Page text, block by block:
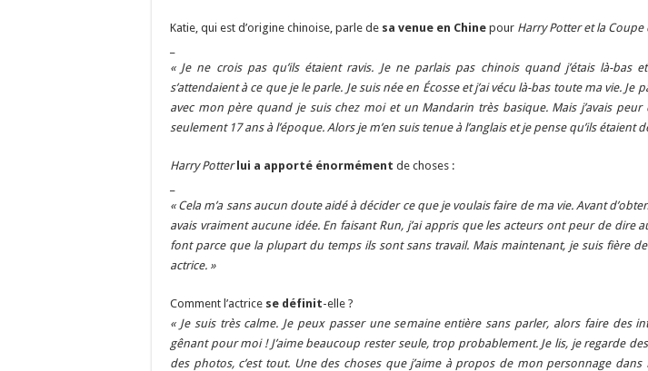
Katie, qui est d’origine chinoise, parle de sa venue en Chine pour Harry Potter et la Coupe
« Je ne crois pas qu’ils étaient ravis. Je ne parlais pas chinois quand j’étais là-bas
s’attendaient à ce que je le parle. Je suis née en Écosse et j’ai vécu là-bas toute ma vie. Je
avec mon père quand je suis chez moi et un Mandarin très basique. Mais j’avais peur
seulement 17 ans à l’époque. Alors je m’en suis tenue à l’anglais et je pense qu’ils étaient
Harry Potter lui a apporté énormément de choses :
« Cela m’a sans aucun doute aidé à décider ce que je voulais faire de ma vie. Avant
avais vraiment aucune idée. En faisant Run, j’ai appris que les acteurs ont peur de dire
font parce que la plupart du temps ils sont sans travail. Mais maintenant, je suis fière
actrice. »
Comment l’actrice se définit-elle ?
« Je suis très calme. Je peux passer une semaine entière sans parler, alors faire des
gênant pour moi ! J’aime beaucoup rester seule, trop probablement. Je lis, je regarde
des photos, c’est tout. Une des choses que j’aime à propos de mon personnage dans